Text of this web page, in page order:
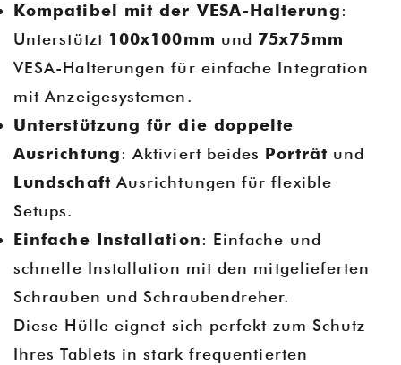
Kompatibel mit der VESA-Halterung:
Unterstützt 100x100mm und 75x75mm
VESA-Halterungen für einfache Integration
mit Anzeigesystemen.
Unterstützung für die doppelte
Ausrichtung: Aktiviert beides Porträt und
Lundschaft Ausrichtungen für flexible
Setups.
Einfache Installation: Einfache und
schnelle Installation mit den mitgelieferten
Schrauben und Schraubendreher.
Diese Hülle eignet sich perfekt zum Schutz
Ihres Tablets in stark frequentierten